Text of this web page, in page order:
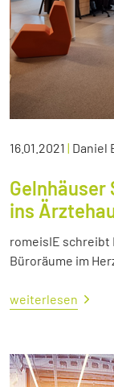
16.01.2021 | Daniel
ins
romeisIE
Büroräume im
weiterlesen